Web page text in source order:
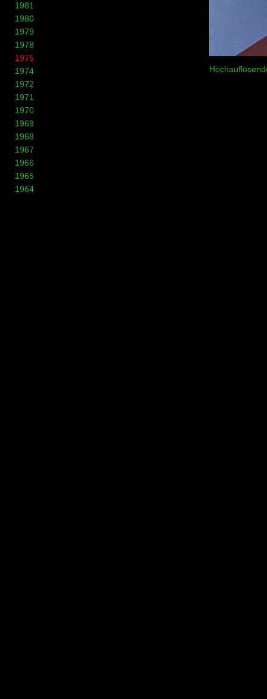
1981
1980
1979
1978
1975
1974
1972
1971
1970
1969
1968
1967
1966
1965
1964